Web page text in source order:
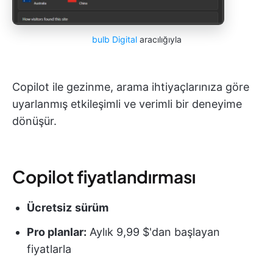
bulb Digitalaracılığıyla
Copilot ile gezinme, arama ihtiyaçlarınıza göre
uyarlanmış etkileşimli ve verimli bir deneyime
dönüşür.
Copilot fiyatlandırması
Ücretsiz sürüm
Pro planlar: Aylık 9,99 $'dan başlayan
fiyatlarla